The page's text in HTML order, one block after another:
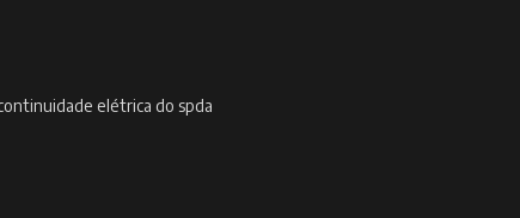
elétrica do spda